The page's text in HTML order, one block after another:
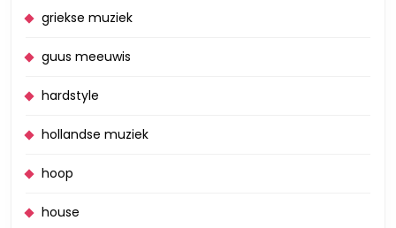
griekse muziek
guus meeuwis
hardstyle
hollandse muziek
hoop
house